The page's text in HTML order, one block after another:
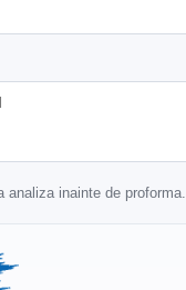
analiza inainte de proforma.